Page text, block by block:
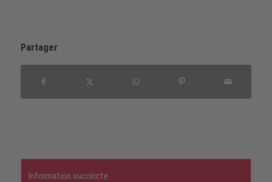
Partager
Information succincte